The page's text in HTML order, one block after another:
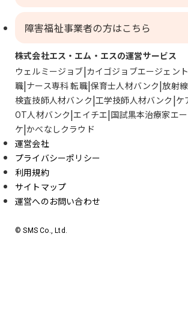
障害福祉事業者の方はこちら
株式会社エス・エム・エスの運営サービス
ウェルミージョブ カイゴジョブエージェント
職 ナース専科 転職 保育士人材バンク 放射
検査技師人材バンク 工学技師人材バンク ケ
OT人材バンク エイチエ 国試黒本治療家エ
ケ かべなしクラウド
運営会社
プライバシーポリシー
利用規約
サイトマップ
運営へのお問い合わせ
© SMS Co., Ltd.